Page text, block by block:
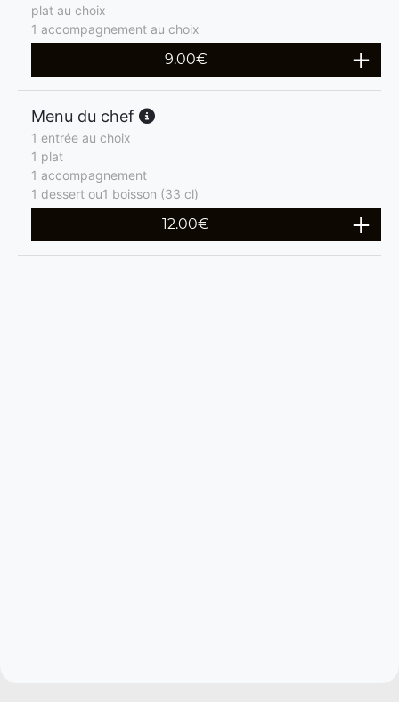
plat au choix
1 accompagnement au choix
9.00€
Menu du chef
1 entrée au choix
1 plat
1 accompagnement
1 dessert ou1 boisson (33 cl)
12.00€